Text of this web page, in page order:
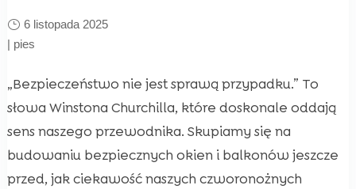
6 listopada 2025
| pies
„Bezpieczeństwo nie jest sprawą przypadku.” To
słowa Winstona Churchilla, które doskonale oddają
sens naszego przewodnika. Skupiamy się na
budowaniu bezpiecznych okien i balkonów jeszcze
przed, jak ciekawość naszych czworonożnych